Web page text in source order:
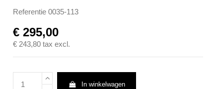
Referentie 0035-113
€ 295,00
€ 243,80 tax excl.
In winkelwagen